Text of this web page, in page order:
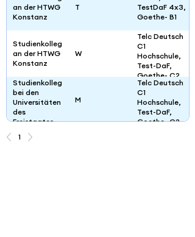
an der HTWG
Konstanz
T
TestDaF 4x3,
Goethe- B1
Studienkolleg
an der HTWG
Konstanz
W
Telc Deutsch
C1
Hochschule,
Test-DaF,
Goethe- C2.
Studienkolleg
bei den
Universitäten
des
Freistaates
Bayern
M
Telc Deutsch
C1
Hochschule,
Test-DaF,
Goethe- C2
bei den
1